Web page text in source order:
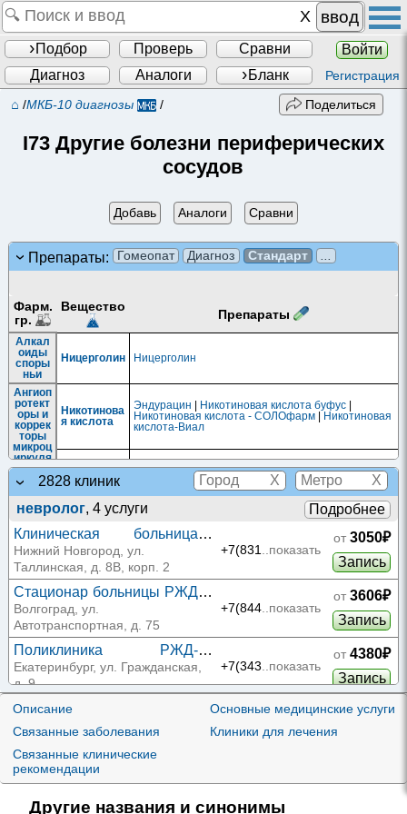
ввод
Подбор Проверь Сравни
Войти
Диагноз
Аналоги Бланк Регистрация
⌂ /МКБ-10 диагнозы / Поделиться
I73 Другие болезни периферических
сосудов
Добавь Аналоги Сравни
Препараты: Гомеопат Диагноз Стандарт
Фарм.
гр.
Вещество
Препараты
Алкал
оиды
споры
ньи
Ницерголин Ницерголин
Ангиоп
ротект
оры и
коррек
торы
микроц
иркуля
ции
Никотинова
я кислота
Эндурацин Никотиновая кислота буфус|
Никотиновая кислота - СОЛОфарм|
Никотиновая
кислота-Виал
Пирикарбат
Барбит
ураты
(проти
воэпил
ептиче
ские)
Фенобарбит
Фенобарбитал
ины и
витами
ноподо
бные
средст
ва
Витамин E Доппельгерц Витамин E форте
М-, н-
Холино
литики
Апрофен
Н-
Холино
литики
(гангли
облока
торы)
Азаметония
бромид
Н-
Холино
литики
лаксан
ты) в
2828 клиник X
X
невролог, 4 услуги
Подробнее
Клиническая больница
РЖД-Медицина на
Таллинской
Нижний Новгород, ул.
Таллинская, д. 8В, корп. 2
+7(831..показать
от 3050₽
Запись
Стационар больницы РЖД
на Автотранспортной
Волгоград, ул.
Автотранспортная, д. 75
+7(844..показать
от 3606₽
Запись
Поликлиника РЖД-
Медицина на Гражданской
Екатеринбург, ул. Гражданская,
д. 9
+7(343..показать
от 4380₽
Запись
Поликлиника РЖД-
Медицина на
Екатеринбург, ул. Надеждинская,
от 4380₽
Евромед на Калинина 201
+7(861..показать
Описание
Связанные заболевания
Связанные клинические
рекомендации
Основные медицинские услуги
Клиники для лечения
Другие названия и синонимы